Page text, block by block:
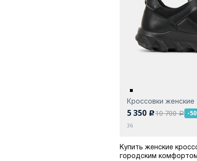
Кроссовки женские
5 350 c10 700a -
36
Купить женские
городским